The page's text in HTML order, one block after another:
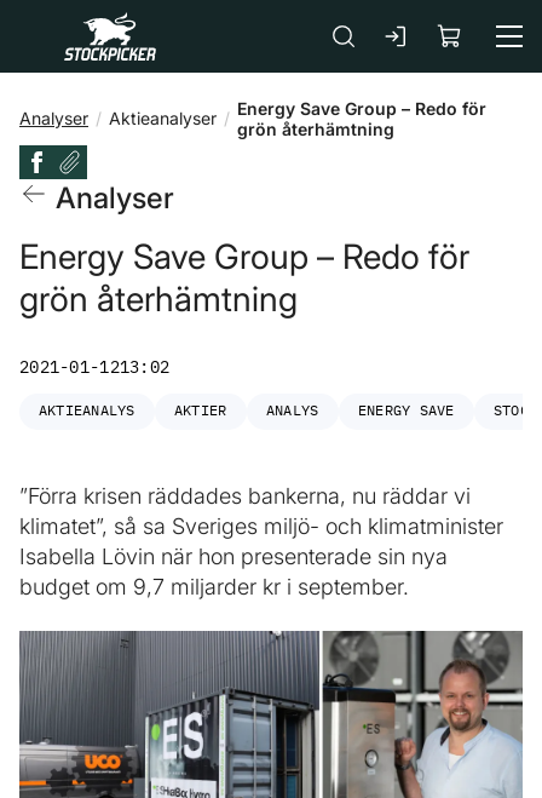
Gå till huvudinnehåll
Analyser Aktieanalyser
Energy Save Group – Redo för
grön återhämtning
Analyser
Energy Save Group – Redo för
grön återhämtning
2021-01-1213:02
AKTIEANALYS AKTIER ANALYS ENERGY SAVE
”Förra krisen räddades bankerna, nu räddar vi
klimatet”, så sa Sveriges miljö- och klimatminister
Isabella Lövin när hon presenterade sin nya
budget om 9,7 miljarder kr i september.